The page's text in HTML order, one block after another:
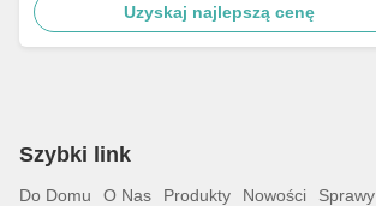
klamek drzwiUzyskaj najlepszą cenę
Szybki link
Do Domu O Nas Produkty Nowości
Sprawy